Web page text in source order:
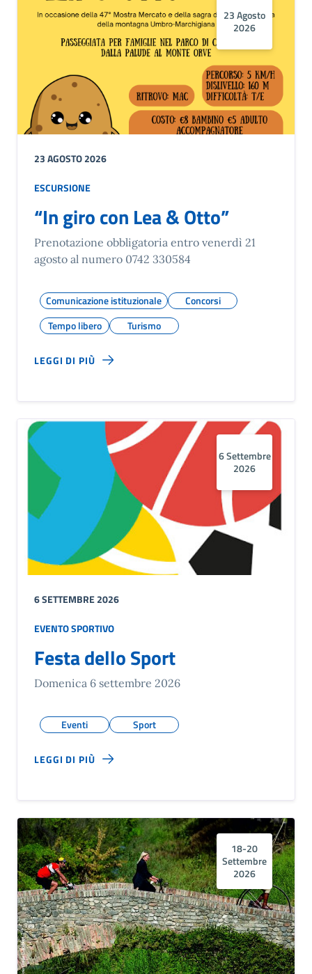
23 Agosto
2026
23 AGOSTO 2026
ESCURSIONE
“In giro con Lea & Otto”
Prenotazione obbligatoria entro venerdì 21
agosto al numero 0742 330584
Comunicazione istituzionale
Concorsi
Tempo libero
Turismo
LEGGI DI PIÙ
6 Settembre
2026
6 SETTEMBRE 2026
EVENTO SPORTIVO
Festa dello Sport
Domenica 6 settembre 2026
Eventi Sport
LEGGI DI PIÙ
18-20
Settembre
2026